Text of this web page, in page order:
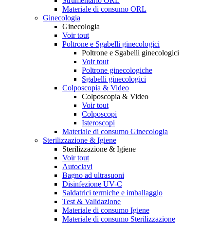
Materiale di consumo ORL
Ginecologia
Ginecologia
Voir tout
Poltrone e Sgabelli ginecologici
Poltrone e Sgabelli ginecologici
Voir tout
Poltrone ginecologiche
Sgabelli ginecologici
Colposcopia & Video
Colposcopia & Video
Voir tout
Colposcopi
Isteroscopi
Materiale di consumo Ginecologia
Sterilizzazione & Igiene
Sterilizzazione & Igiene
Voir tout
Autoclavi
Bagno ad ultrasuoni
Disinfezione UV-C
Saldatrici termiche e imballaggio
Test & Validazione
Materiale di consumo Igiene
Materiale di consumo Sterilizzazione